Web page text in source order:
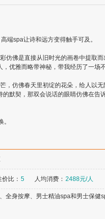
端spa让诗和远方变得触手可及。
仿佛是直接从旧时光的画卷中提取
优雅而略带神秘，带我经历了一场
，仿佛春天里初绽的花朵，给人以
默契，那双会说话的眼睛仿佛在告
价比： 5 人均消费： 2488元/人
身按摩、男士精油spa和男士保健